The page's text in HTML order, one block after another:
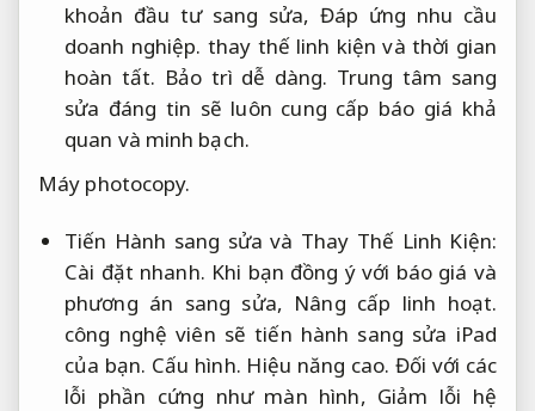
khoản đầu tư sang sửa, Đáp ứng nhu cầu
doanh nghiệp. thay thế linh kiện và thời gian
hoàn tất. Bảo trì dễ dàng. Trung tâm sang
sửa đáng tin sẽ luôn cung cấp báo giá khả
quan và minh bạch.
Máy photocopy.
Tiến Hành sang sửa và Thay Thế Linh Kiện:
Cài đặt nhanh. Khi bạn đồng ý với báo giá và
phương án sang sửa, Nâng cấp linh hoạt.
công nghệ viên sẽ tiến hành sang sửa iPad
của bạn. Cấu hình. Hiệu năng cao. Đối với các
lỗi phần cứng như màn hình, Giảm lỗi hệ